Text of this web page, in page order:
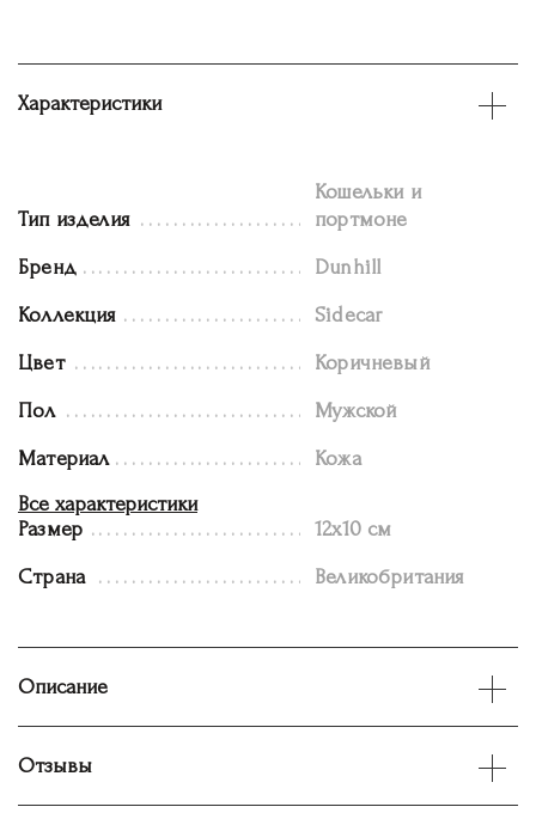
Характеристики
Тип изделия
Кошельки и
портмоне
Бренд Dunhill
Коллекция Sidecar
Цвет Коричневый
Пол Мужской
Материал
Кожа
Все характеристики
Размер
12x10 см
Страна Великобритания
Описание
Отзывы